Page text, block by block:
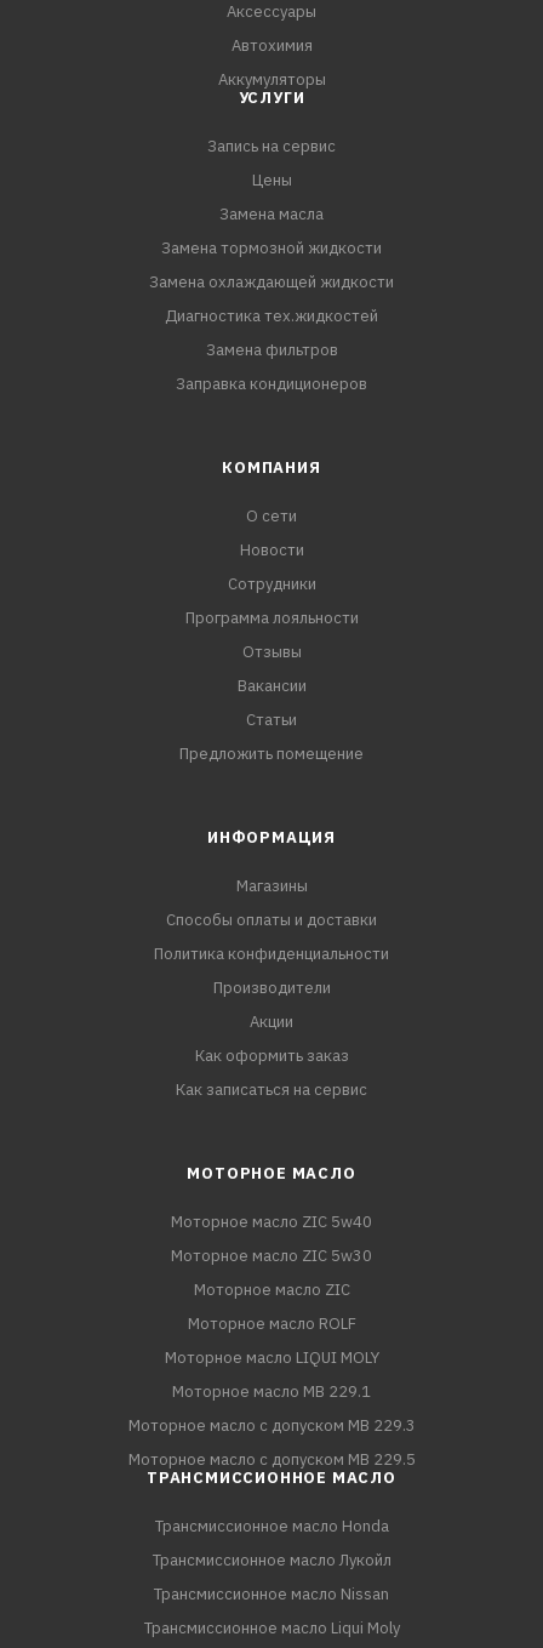
Аксессуары
Автохимия
Аккумуляторы
УСЛУГИ
Запись на сервис
Цены
Замена масла
Замена тормозной жидкости
Замена охлаждающей жидкости
Диагностика тех.жидкостей
Замена фильтров
Заправка кондиционеров
КОМПАНИЯ
О сети
Новости
Сотрудники
Программа лояльности
Отзывы
Вакансии
Статьи
Предложить помещение
ИНФОРМАЦИЯ
Магазины
Способы оплаты и доставки
Политика конфиденциальности
Производители
Акции
Как оформить заказ
Как записаться на сервис
МОТОРНОЕ МАСЛО
Моторное масло ZIC 5w40
Моторное масло ZIC 5w30
Моторное масло ZIC
Моторное масло ROLF
Моторное масло LIQUI MOLY
Моторное масло MB 229.1
Моторное масло с допуском MB 229.3
Моторное масло с допуском MB 229.5
ТРАНСМИССИОННОЕ МАСЛО
Трансмиссионное масло Honda
Трансмиссионное масло Лукойл
Трансмиссионное масло Nissan
Трансмиссионное масло Liqui Moly